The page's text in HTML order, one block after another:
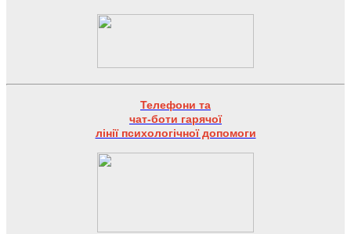
Телефони та
чат-боти гарячої
лінії психологічної допомоги